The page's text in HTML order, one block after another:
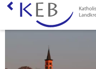
Ihre Förderung beantragen